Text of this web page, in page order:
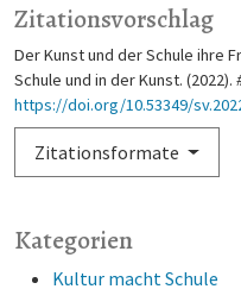
Kategorien
Kultur macht Schule
Zitationsvorschlag
Der Kunst und der Schule ihre
Schule und in der Kunst. (2022).
https://doi.org/10.53349/
Zitationsformate